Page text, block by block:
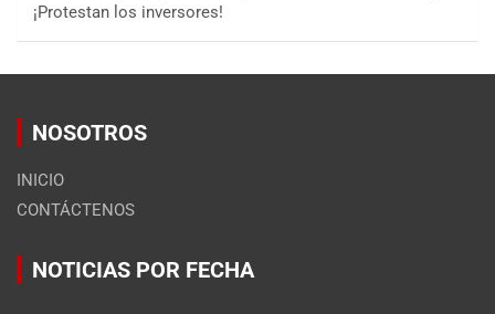
¡Protestan los inversores!
NOSOTROS
INICIO
CONTÁCTENOS
NOTICIAS POR FECHA